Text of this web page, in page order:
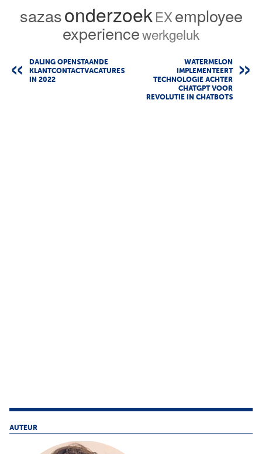
sazasonderzoek EXemployee
experiencewerkgeluk
DALING OPENSTAANDE
KLANTCONTACTVACATURES
IN 2022
WATERMELON
IMPLEMENTEERT
TECHNOLOGIE ACHTER
CHATGPT VOOR
REVOLUTIE IN CHATBOTS
AUTEUR